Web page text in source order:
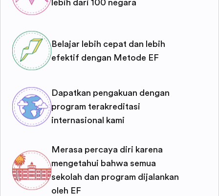
lebih dari 100 negara
Belajar lebih cepat dan lebih
efektif dengan Metode EF
Dapatkan pengakuan dengan
program terakreditasi
internasional kami
Merasa percaya diri karena
mengetahui bahwa semua
sekolah dan program dijalankan
oleh EF